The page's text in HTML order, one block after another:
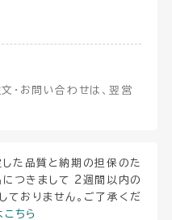
・お問い合わせは、翌営
した品質と納期の担保のた
につきまして 2週間以内の
ておりません。ご了承くだ
ちら